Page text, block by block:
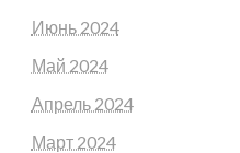
Июнь 2024
Май 2024
Апрель 2024
Март 2024